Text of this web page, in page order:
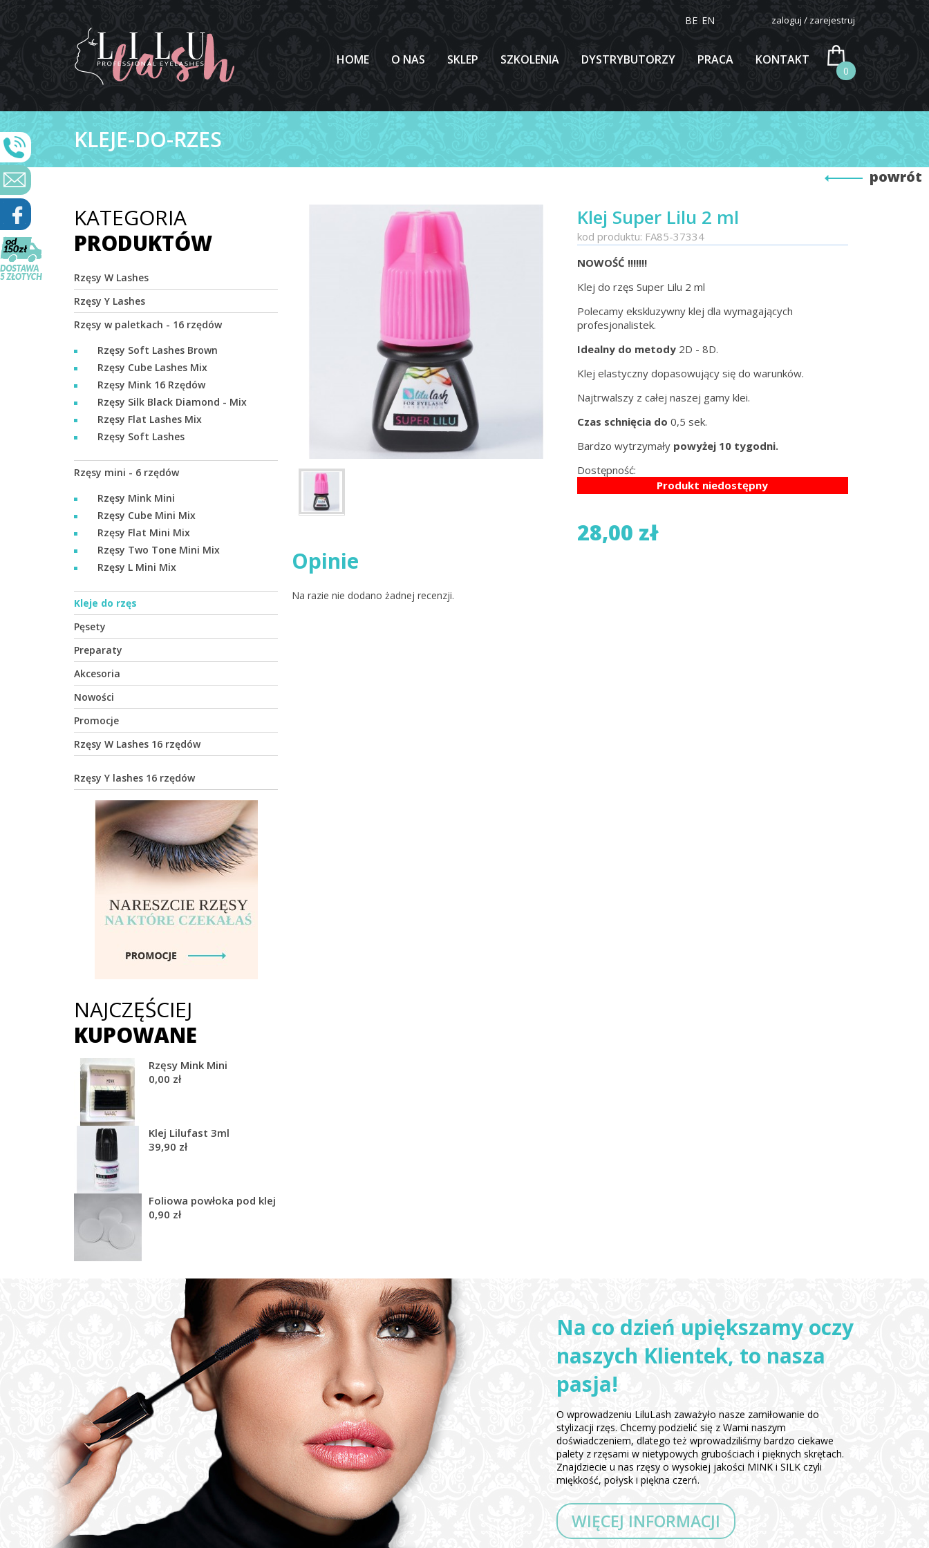
zaloguj / zarejestruj
BE EN
0
HOME O NAS SKLEP SZKOLENIA DYSTRYBUTORZY PRACA KONTAKT
KLEJE-DO-RZES
powrót
KATEGORIA
PRODUKTÓW
Rzęsy W Lashes
Rzęsy Y Lashes
Rzęsy w paletkach - 16 rzędów
Rzęsy Soft Lashes Brown
Rzęsy Cube Lashes Mix
Rzęsy Mink 16 Rzędów
Rzęsy Silk Black Diamond - Mix
Rzęsy Flat Lashes Mix
Rzęsy Soft Lashes
Rzęsy mini - 6 rzędów
Rzęsy Mink Mini
Rzęsy Cube Mini Mix
Rzęsy Flat Mini Mix
Rzęsy Two Tone Mini Mix
Rzęsy L Mini Mix
Kleje do rzęs
Pęsety
Preparaty
Akcesoria
Nowości
Promocje
Rzęsy W Lashes 16 rzędów
Rzęsy Y lashes 16 rzędów
NAJCZĘŚCIEJ
KUPOWANE
Rzęsy Mink Mini
0,00 zł
Klej Lilufast 3ml
39,90 zł
Foliowa powłoka pod klej
0,90 zł
Klej Super Lilu 2 ml
kod produktu: FA85-37334
NOWOŚĆ !!!!!!!
Klej do rzęs Super Lilu 2 ml
Polecamy ekskluzywny klej dla wymagających
profesjonalistek.
Idealny do metody2D - 8D.
Klej elastyczny dopasowujący się do warunków.
Najtrwalszy z całej naszej gamy klei.
Czas schnięcia do 0,5 sek.
Bardzo wytrzymały powyżej 10 tygodni.
Dostępność:
Produkt niedostępny
28,00 zł
Opinie
Na razie nie dodano żadnej recenzji.
Na co dzień upiększamy oczy
naszych Klientek, to nasza
pasja!
O wprowadzeniu LiluLash zaważyło nasze zamiłowanie do
stylizacji rzęs. Chcemy podzielić się z Wami naszym
doświadczeniem, dlatego też wprowadziliśmy bardzo ciekawe
palety z rzęsami w nietypowych grubościach i pięknych skrętach.
Znajdziecie u nas rzęsy o wysokiej jakości MINK i SILK czyli
miękkość, połysk i piękna czerń.
WIĘCEJ INFORMACJI